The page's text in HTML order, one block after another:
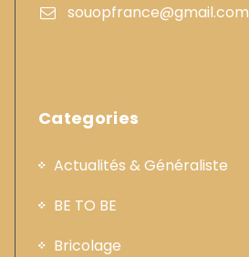
souopfrance@gmail.com
Categories
Actualités & Généraliste
BE TO BE
Bricolage